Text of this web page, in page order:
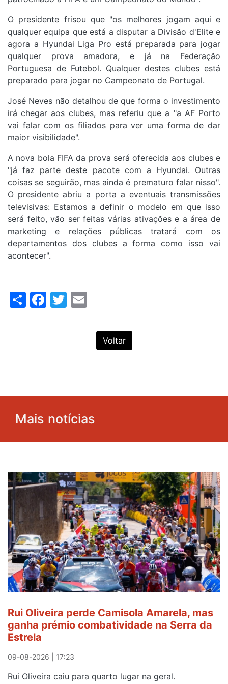
O presidente frisou que "os melhores jogam aqui e
qualquer equipa que está a disputar a Divisão d'Elite e
agora a Hyundai Liga Pro está preparada para jogar
qualquer prova amadora, e já na Federação
Portuguesa de Futebol. Qualquer destes clubes está
preparado para jogar no Campeonato de Portugal.
José Neves não detalhou de que forma o investimento
irá chegar aos clubes, mas referiu que a "a AF Porto
vai falar com os filiados para ver uma forma de dar
maior visibilidade".
A nova bola FIFA da prova será oferecida aos clubes e
"já faz parte deste pacote com a Hyundai. Outras
coisas se seguirão, mas ainda é prematuro falar nisso".
O presidente abriu a porta a eventuais transmissões
televisivas: Estamos a definir o modelo em que isso
será feito, vão ser feitas várias ativações e a área de
marketing e relações públicas tratará com os
departamentos dos clubes a forma como isso vai
acontecer".
ShareFacebook
Twitter
Voltar
Mais notícias
Rui Oliveira perde Camisola Amarela, mas
ganha prémio combatividade na Serra da
Estrela
09-08-2026 | 17:23
Rui Oliveira caiu para quarto lugar na geral.